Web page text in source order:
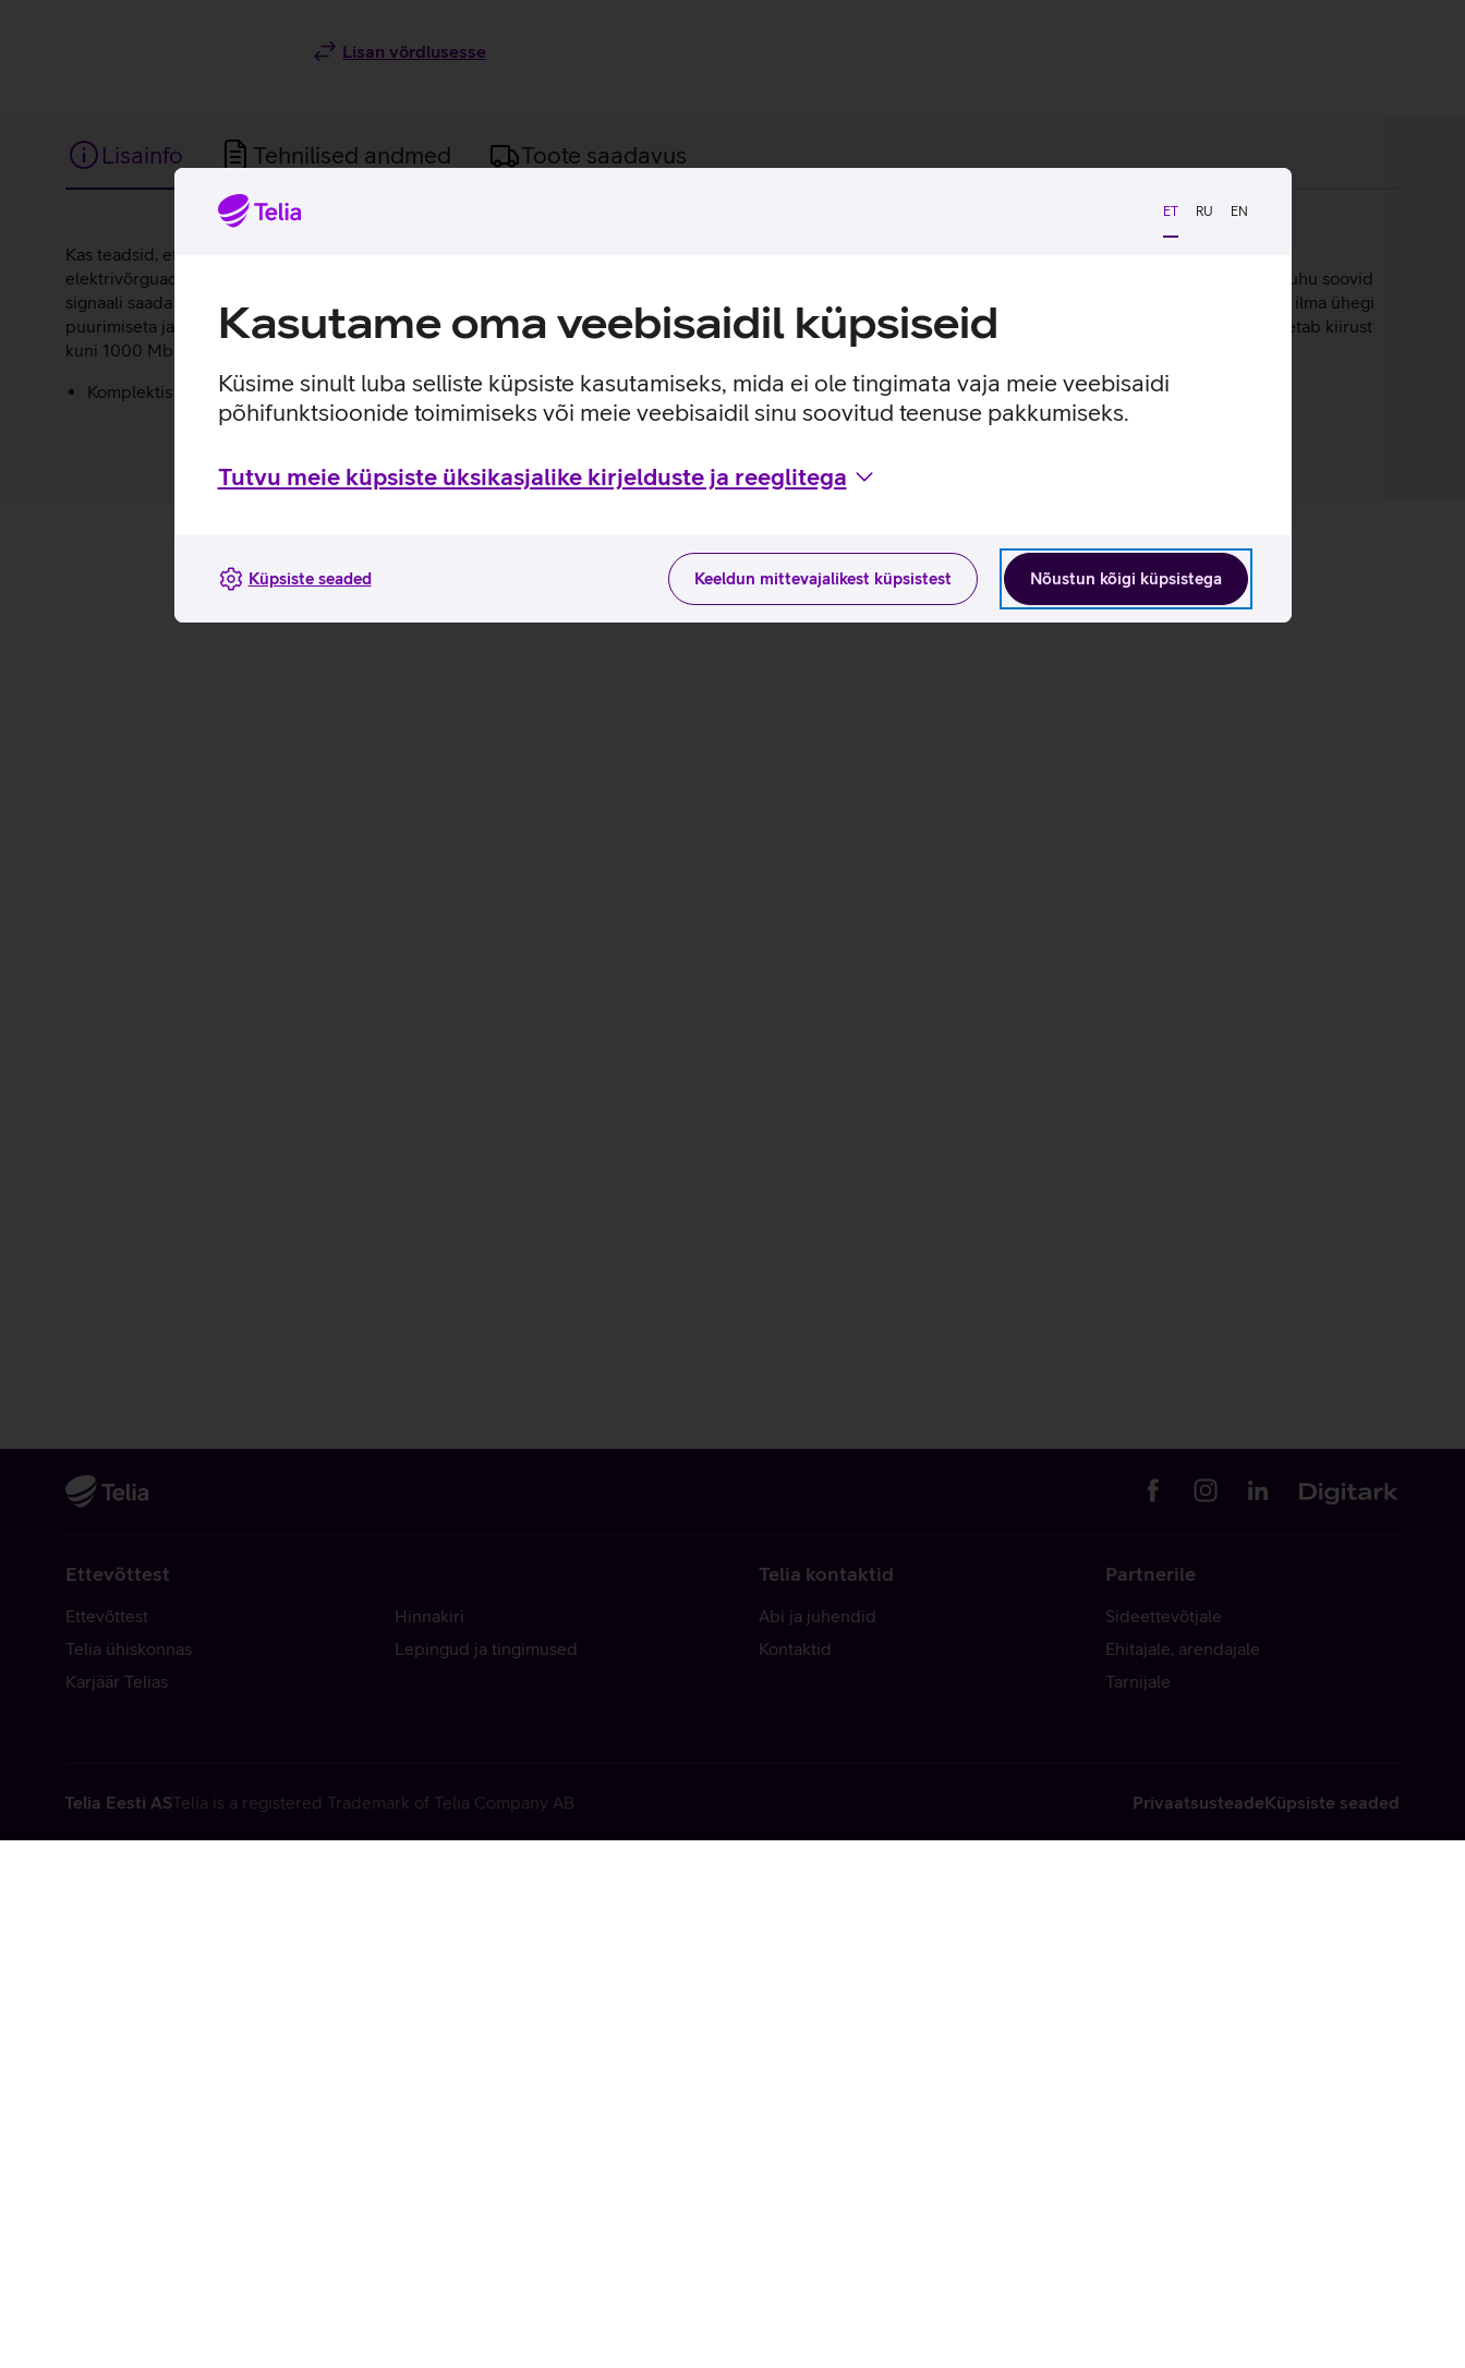
ET RU EN
Kasutame oma veebisaidil küpsiseid
Küsime sinult luba selliste küpsiste kasutamiseks, mida ei ole tingimata vaja meie veebisaidi
põhifunktsioonide toimimiseks või meie veebisaidil sinu soovitud teenuse pakkumiseks.
Tutvu meie küpsiste üksikasjalike kirjelduste ja reeglitega
Nõustun kõigi küpsistega
Keeldun mittevajalikest küpsistest
Küpsiste seaded
Lisan võrdlusesse
Lisainfo Tehnilised andmed Toote saadavus
Lisainfo
Kas teadsid, et andmeside edastamiseks ei pea paigaldama koju pikki võrgukaableid, vaid selleks sobib suurepäraselt ka kodune elektrivõrk? Vaja on vaid
elektrivõrguadapterit ZyXel PLA5045v2. Andmete või TV signaali edastamiseks pane lihtsalt vooluvõrku üks adapter ruuteri lähedal ning teine adapter sinna, kuhu soovid
signaali saada - digiboksi või arvuti juurde. Ühenda adapterid seadmetega komplektis olevate võrgukaablite abil ning oledki ehitanud koduse andmesidevõrgu ilma ühegi
puurimiseta ja lookleva võrgukaablita põrandal või seinal. PLA5045v2 võimaldab andmesideks kasutada elektriliini pikkusega kuni 300 m ning adapteri port toetab kiirust
kuni 1000 Mbit/s.
Komplektis sisaldub 2 elektrivõrguadapterit ja 2 võrgukaablit.
Ettevõttest
Ettevõttest
Telia ühiskonnas
Karjäär Telias
Hinnakiri
Lepingud ja tingimused
Telia kontaktid
Abi ja juhendid
Kontaktid
Partnerile
Sideettevõtjale
Ehitajale, arendajale
Tarnijale
Telia Eesti ASTelia is a registered Trademark of Telia Company AB PrivaatsusteadeKüpsiste seaded